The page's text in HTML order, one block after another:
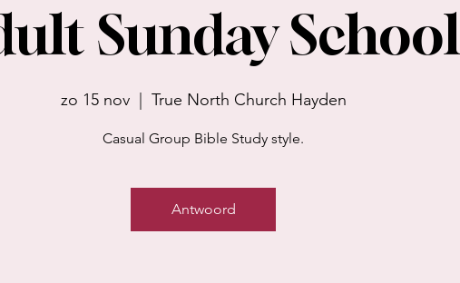
Sunday School
zo 15 nov
  |
True North Church Hayden
Casual Group Bible Study style.
Antwoord